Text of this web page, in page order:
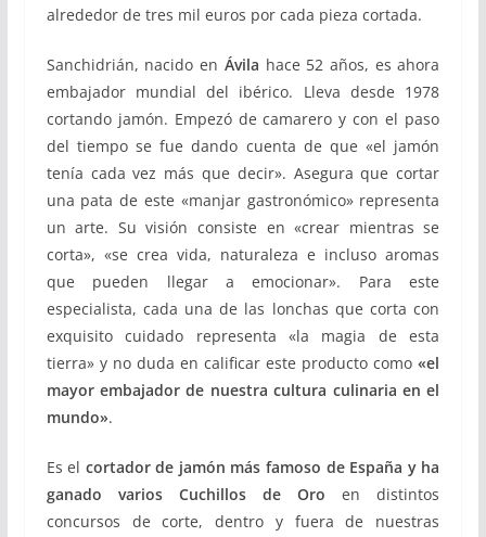
alrededor de tres mil euros por cada pieza cortada.
Sanchidrián, nacido en Ávila hace 52 años, es ahora
embajador mundial del ibérico. Lleva desde 1978
cortando jamón. Empezó de camarero y con el paso
del tiempo se fue dando cuenta de que «el jamón
tenía cada vez más que decir». Asegura que cortar
una pata de este «manjar gastronómico» representa
un arte. Su visión consiste en «crear mientras se
corta», «se crea vida, naturaleza e incluso aromas
que pueden llegar a emocionar». Para este
especialista, cada una de las lonchas que corta con
exquisito cuidado representa «la magia de esta
tierra» y no duda en calificar este producto como«el
mayor embajador de nuestra cultura culinaria en el
mundo».
Es el cortador de jamón más famoso de España y ha
ganado varios Cuchillos de Oro en distintos
concursos de corte, dentro y fuera de nuestras